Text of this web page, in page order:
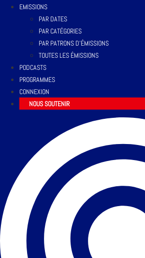
EMISSIONS
PAR DATES
PAR CATÉGORIES
PAR PATRONS D’ÉMISSIONS
TOUTES LES ÉMISSIONS
PODCASTS
PROGRAMMES
CONNEXION
NOUS SOUTENIR